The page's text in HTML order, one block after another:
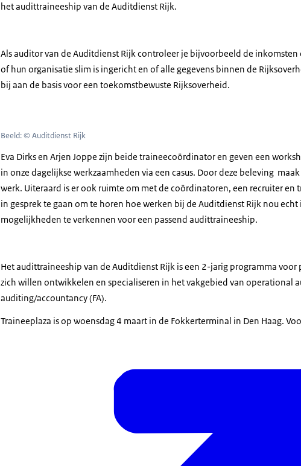
het audittraineeship van de Auditdienst Rijk.
Als auditor van de Auditdienst Rijk controleer je bijvoorbeeld de
of hun organisatie slim is ingericht en of alle gegevens binnen de
bij aan de basis voor een toekomstbewuste Rijksoverheid.
Beeld: © Auditdienst Rijk
Eva Dirks en Arjen Joppe zijn beide traineecoördinator en geven een
in onze dagelijkse werkzaamheden via een casus. Door deze beleving
werk. Uiteraard is er ook ruimte om met de coördinatoren, een recruiter en
in gesprek te gaan om te horen hoe werken bij de Auditdienst Rijk nou
mogelijkheden te verkennen voor een passend audittraineeship.
Het audittraineeship van de Auditdienst Rijk is een 2-jarig programma voor
zich willen ontwikkelen en specialiseren in het vakgebied van operational
auditing/accountancy (FA).
Traineeplaza is op woensdag 4 maart in de Fokkerterminal in Den Haag.